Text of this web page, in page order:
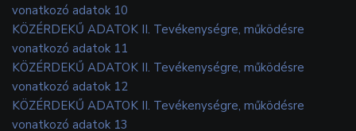
vonatkozó adatok 10
KÖZÉRDEKŰ ADATOK II. Tevékenységre, működésre
vonatkozó adatok 11
KÖZÉRDEKŰ ADATOK II. Tevékenységre, működésre
vonatkozó adatok 12
KÖZÉRDEKŰ ADATOK II. Tevékenységre, működésre
vonatkozó adatok 13